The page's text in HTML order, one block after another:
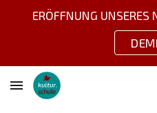
ERÖFFNUNG UNSERES